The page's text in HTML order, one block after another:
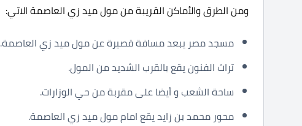
ومن الطرق والأماكن القريبة من مول ميد زي العاصمة الاتي:
مسجد مصر يبعد مسافة قصيرة عن مول ميد زي العاصمة.
تراث الفنون يقع بالقرب الشديد من المول.
ساحة الشعب و أيضا على مقربة من حي الوزارات.
محور محمد بن زايد يقع امام مول ميد زي العاصمة.